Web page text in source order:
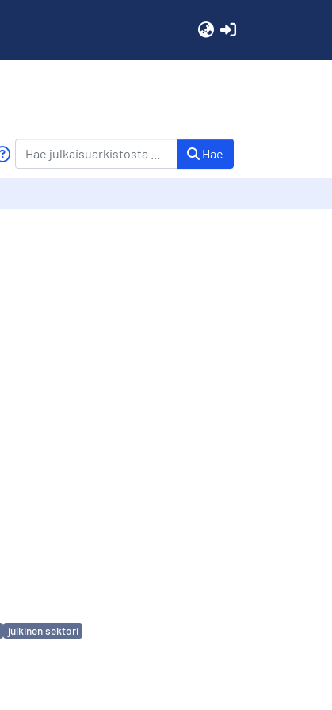
Hae
julkinen sektori